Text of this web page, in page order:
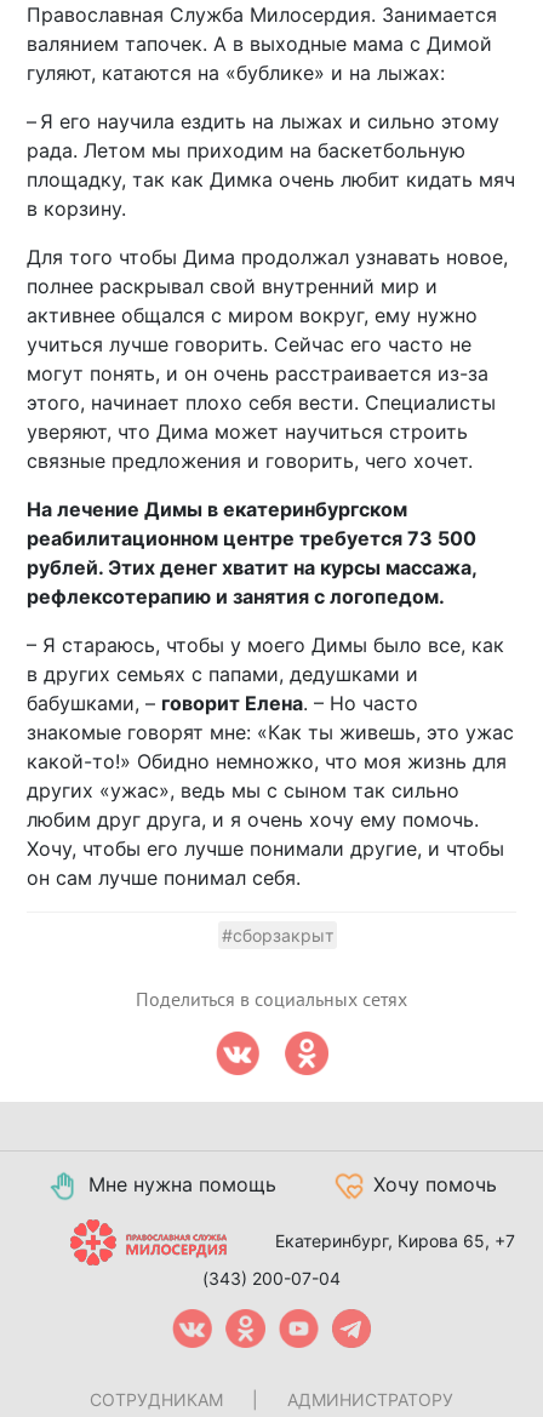
Православная Служба Милосердия. Занимается
валянием тапочек. А в выходные мама с Димой
гуляют, катаются на «бублике» и на лыжах:
– Я его научила ездить на лыжах и сильно этому
рада. Летом мы приходим на баскетбольную
площадку, так как Димка очень любит кидать мяч
в корзину.
Для того чтобы Дима продолжал узнавать новое,
полнее раскрывал свой внутренний мир и
активнее общался с миром вокруг, ему нужно
учиться лучше говорить. Сейчас его часто не
могут понять, и он очень расстраивается из-за
этого, начинает плохо себя вести. Специалисты
уверяют, что Дима может научиться строить
связные предложения и говорить, чего хочет.
На лечение Димы в екатеринбургском
реабилитационном центре требуется 73 500
рублей. Этих денег хватит на курсы массажа,
рефлексотерапию и занятия с логопедом.
– Я стараюсь, чтобы у моего Димы было все, как
в других семьях с папами, дедушками и
бабушками, – говорит Елена. – Но часто
знакомые говорят мне: «Как ты живешь, это ужас
какой-то!» Обидно немножко, что моя жизнь для
других «ужас», ведь мы с сыном так сильно
любим друг друга, и я очень хочу ему помочь.
Хочу, чтобы его лучше понимали другие, и чтобы
он сам лучше понимал себя.
#сборзакрыт
Поделиться в социальных сетях
Мне нужна помощь Хочу помочь
Екатеринбург, Кирова 65, +7
(343) 200-07-04
СОТРУДНИКАМ АДМИНИСТРАТОРУ